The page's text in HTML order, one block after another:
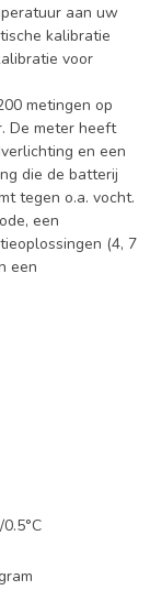
aan uw
kalibratie
voor
metingen op
De meter heeft
en een
die de batterij
tegen o.a. vocht.
een
(4, 7
een